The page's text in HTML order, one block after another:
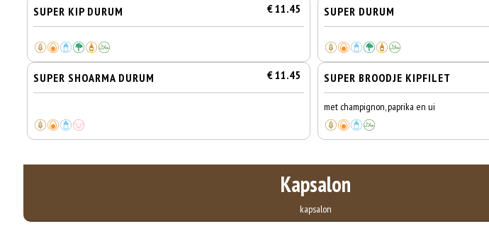
SUPER KIP DURUM € 11.45 SUPER DURUM
SUPER SHOARMA DURUM € 11.45 SUPER BROODJE KIPFILET
met champignon, paprika en ui
Kapsalon
kapsalon